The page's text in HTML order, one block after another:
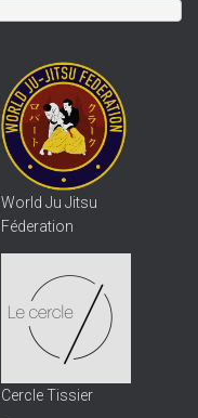
World Ju Jitsu
Féderation
Cercle Tissier